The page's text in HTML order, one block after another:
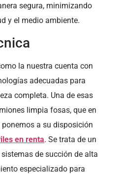
segura, minimizando
y el medio ambiente.
la nuestra cuenta con
adecuadas para
completa. Una de esas
limpia fosas, que en
a su disposición
en renta. Se trata de un
de succión de alta
especializado para